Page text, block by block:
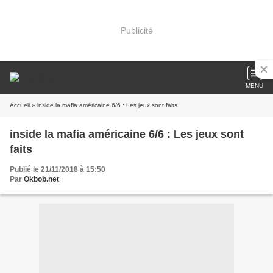
Publicité
MENU
Accueil » inside la mafia américaine 6/6 : Les jeux sont faits
inside la mafia américaine 6/6 : Les jeux sont
faits
Publié le 21/11/2018 à 15:50
Par Okbob.net